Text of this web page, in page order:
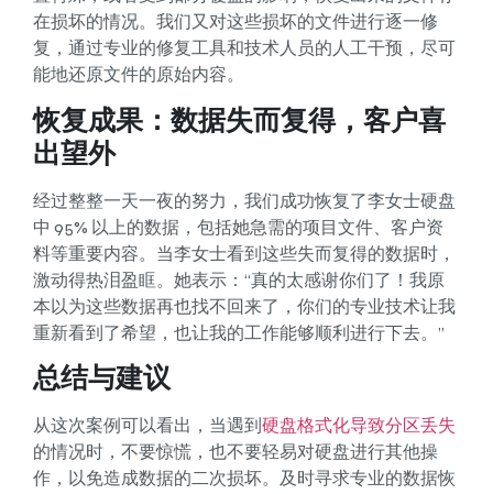
在损坏的情况。我们又对这些损坏的文件进行逐一修
复，通过专业的修复工具和技术人员的人工干预，尽可
能地还原文件的原始内容。
恢复成果：数据失而复得，客户喜
出望外
经过整整一天一夜的努力，我们成功恢复了李女士硬盘
中 95% 以上的数据，包括她急需的项目文件、客户资
料等重要内容。当李女士看到这些失而复得的数据时，
激动得热泪盈眶。她表示：“真的太感谢你们了！我原
本以为这些数据再也找不回来了，你们的专业技术让我
重新看到了希望，也让我的工作能够顺利进行下去。”
总结与建议
从这次案例可以看出，当遇到硬盘格式化导致分区丢失
的情况时，不要惊慌，也不要轻易对硬盘进行其他操
作，以免造成数据的二次损坏。及时寻求专业的数据恢